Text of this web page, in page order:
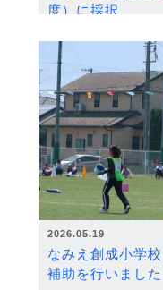
度）に採択
2026.05.19
なみえ創成小学
補助を行いました